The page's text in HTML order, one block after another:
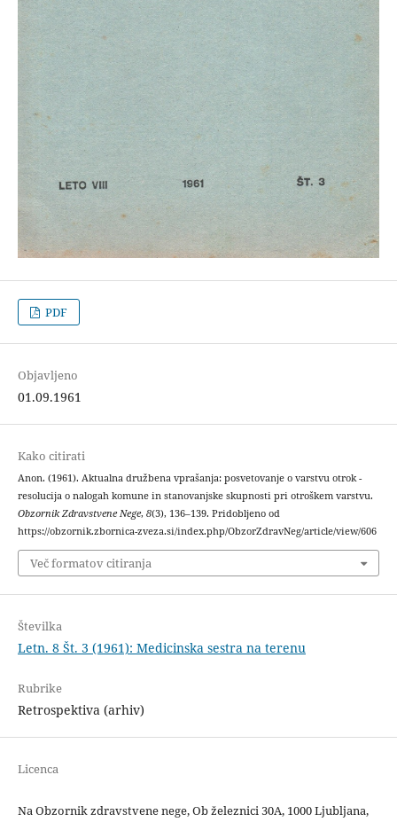
PDF
Objavljeno
01.09.1961
Kako citirati
Anon. (1961). Aktualna družbena vprašanja: posvetovanje o varstvu otrok -
resolucija o nalogah komune in stanovanjske skupnosti pri otroškem varstvu.
Obzornik Zdravstvene Nege, 8(3), 136–139. Pridobljeno od
https://obzornik.zbornica-zveza.si/index.php/ObzorZdravNeg/article/view/606
Več formatov citiranja
Številka
Letn. 8 Št. 3 (1961): Medicinska sestra na terenu
Rubrike
Retrospektiva (arhiv)
Licenca
Na Obzornik zdravstvene nege, Ob železnici 30A, 1000 Ljubljana,